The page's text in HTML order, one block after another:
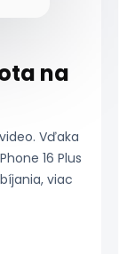
na
Vďaka
16 Plus
viac